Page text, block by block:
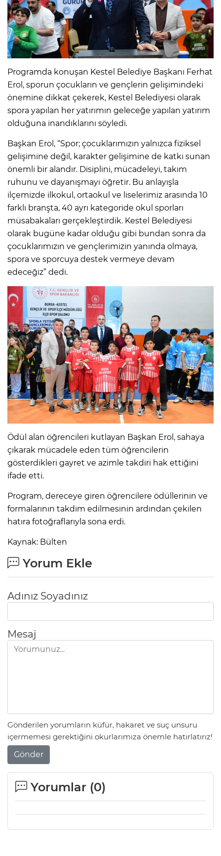
Programda konuşan Kestel Belediye Başkanı Ferhat
Erol, sporun çocukların ve gençlerin gelişimindeki
önemine dikkat çekerek, Kestel Belediyesi olarak
spora yapılan her yatırımın geleceğe yapılan yatırım
olduğuna inandıklarını söyledi.
Başkan Erol, “Spor; çocuklarımızın yalnızca fiziksel
gelişimine değil, karakter gelişimine de katkı sunan
önemli bir alandır. Disiplini, mücadeleyi, takım
ruhunu ve dayanışmayı öğretir. Bu anlayışla
ilçemizde ilkokul, ortaokul ve liselerimiz arasında 10
farklı branşta, 40 ayrı kategoride okul sporları
müsabakaları gerçekleştirdik. Kestel Belediyesi
olarak bugüne kadar olduğu gibi bundan sonra da
çocuklarımızın ve gençlerimizin yanında olmaya,
spora ve sporcuya destek vermeye devam
edeceğiz” dedi.
Ödül alan öğrencileri kutlayan Başkan Erol, sahaya
çıkarak mücadele eden tüm öğrencilerin
gösterdikleri gayret ve azimle takdiri hak ettiğini
ifade etti.
Program, dereceye giren öğrencilere ödüllerinin ve
formalarının takdim edilmesinin ardından çekilen
hatıra fotoğraflarıyla sona erdi.
Kaynak: Bülten
Yorum Ekle
Adınız Soyadınız
Mesaj
Gönderilen yorumların küfür, hakaret ve suç unsuru
içermemesi gerektiğini okurlarımıza önemle hatırlatırız!
Gönder
Yorumlar (0)